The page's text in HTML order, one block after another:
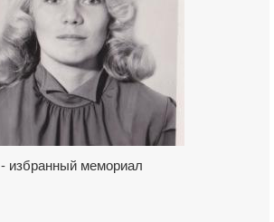
- избранный мемориал